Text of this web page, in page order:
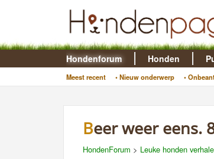
Hondenforum
Meest recent • Nieuw onderwerp •
Honden
Beer weer
HondenForum > Leuke honden